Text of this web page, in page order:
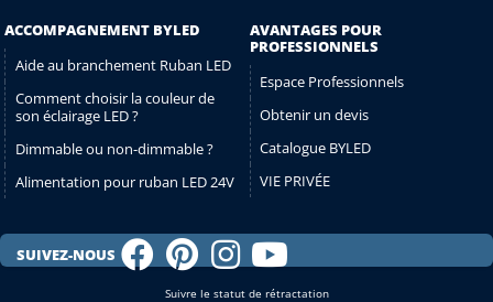
ACCOMPAGNEMENT BYLED
Aide au branchement Ruban LED
Comment choisir la couleur de
son éclairage LED ?
Dimmable ou non-dimmable ?
Alimentation pour ruban LED 24V
AVANTAGES POUR
PROFESSIONNELS
Espace Professionnels
Obtenir un devis
Catalogue BYLED
VIE PRIVÉE
SUIVEZ-NOUS
Suivre le statut de rétractation